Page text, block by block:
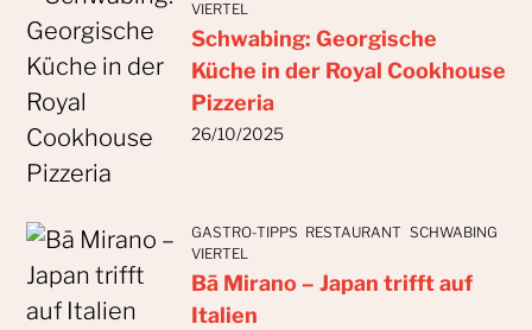
VIERTEL
Schwabing: Georgische
Küche in der Royal Cookhouse
Pizzeria
26/10/2025
GASTRO-TIPPS RESTAURANT SCHWABING
VIERTEL
Bā Mirano – Japan trifft auf
Italien